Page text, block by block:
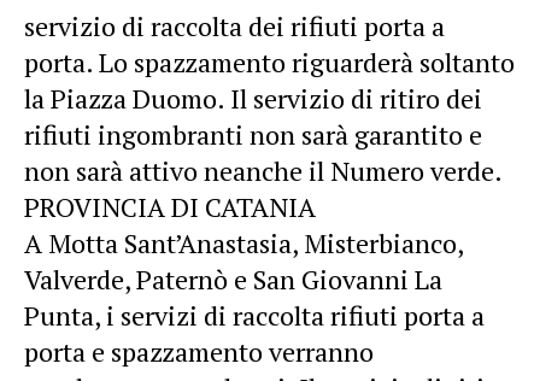
servizio di raccolta dei rifiuti porta a
porta. Lo spazzamento riguarderà soltanto
la Piazza Duomo. Il servizio di ritiro dei
rifiuti ingombranti non sarà garantito e
non sarà attivo neanche il Numero verde.
PROVINCIA DI CATANIA
A Motta Sant’Anastasia, Misterbianco,
Valverde, Paternò e San Giovanni La
Punta, i servizi di raccolta rifiuti porta a
porta e spazzamento verranno